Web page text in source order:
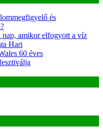
és
amikor elfogyott a víz
Hari
60 éves